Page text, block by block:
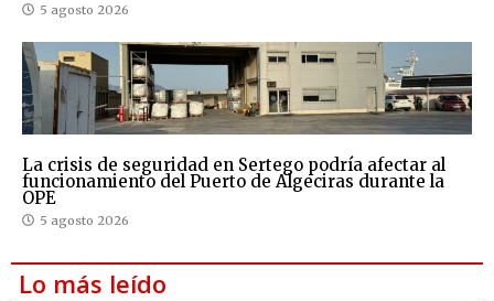
5 agosto 2026
La crisis de seguridad en Sertego podría afectar al
funcionamiento del Puerto de Algeciras durante la
OPE
5 agosto 2026
Lo más leído